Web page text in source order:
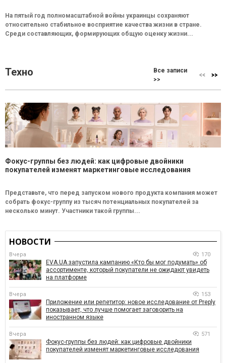
На пятый год полномасштабной войны украинцы сохраняют
относительно стабильное восприятие качества жизни в стране.
Среди составляющих, формирующих общую оценку жизни...
Техно
Все записи
>>
Фокус-группы без людей: как цифровые двойники
покупателей изменят маркетинговые исследования
Представьте, что перед запуском нового продукта компания может
собрать фокус-группу из тысяч потенциальных покупателей за
несколько минут. Участники такой группы...
НОВОСТИ
Вчера 170
EVA.UA запустила кампанию «Кто бы мог подумать» об
ассортименте, который покупатели не ожидают увидеть
на платформе
Вчера 153
Приложение или репетитор: новое исследование от Preply
показывает, что лучше помогает заговорить на
иностранном языке
Вчера 571
Фокус-группы без людей: как цифровые двойники
покупателей изменят маркетинговые исследования